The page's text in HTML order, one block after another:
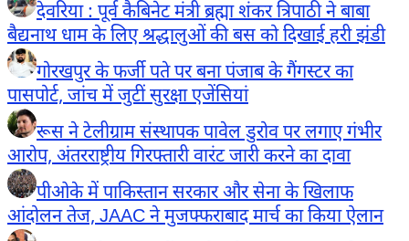
देवरिया : पूर्व कैबिनेट मंत्री ब्रह्मा शंकर त्रिपाठी ने बाबा
बैद्यनाथ धाम के लिए श्रद्धालुओं की बस को दिखाई हरी झंडी
गोरखपुर के फर्जी पते पर बना पंजाब के गैंगस्टर का
पासपोर्ट, जांच में जुटीं सुरक्षा एजेंसियां
रूस ने टेलीग्राम संस्थापक पावेल डुरोव पर लगाए गंभीर
आरोप, अंतरराष्ट्रीय गिरफ्तारी वारंट जारी करने का दावा
पीओके में पाकिस्तान सरकार और सेना के खिलाफ
आंदोलन तेज, JAAC ने मुजफ्फराबाद मार्च का किया ऐलान